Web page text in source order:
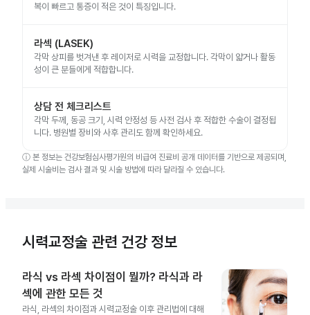
복이 빠르고 통증이 적은 것이 특징입니다.
라섹 (LASEK)
각막 상피를 벗겨낸 후 레이저로 시력을 교정합니다. 각막이 얇거나 활동
성이 큰 분들에게 적합합니다.
상담 전 체크리스트
각막 두께, 동공 크기, 시력 안정성 등 사전 검사 후 적합한 수술이 결정됩
니다. 병원별 장비와 사후 관리도 함께 확인하세요.
ⓘ 본 정보는 건강보험심사평가원의 비급여 진료비 공개 데이터를 기반으로 제공되며,
실제 시술비는 검사 결과 및 시술 방법에 따라 달라질 수 있습니다.
시력교정술 관련 건강 정보
라식 vs 라섹 차이점이 뭘까? 라식과 라
섹에 관한 모든 것
라식, 라섹의 차이점과 시력교정술 이후 관리법에 대해